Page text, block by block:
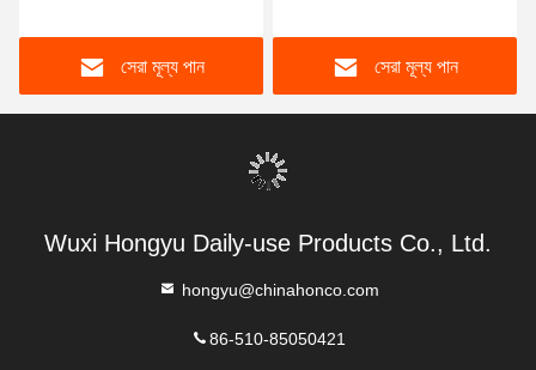
জন্য OEM
সেরা মূল্য পান
OEM সঙ্গে
সেরা মূল্য পান
Wuxi Hongyu Daily-use Products Co., Ltd.
hongyu@chinahonco.com
86-510-85050421